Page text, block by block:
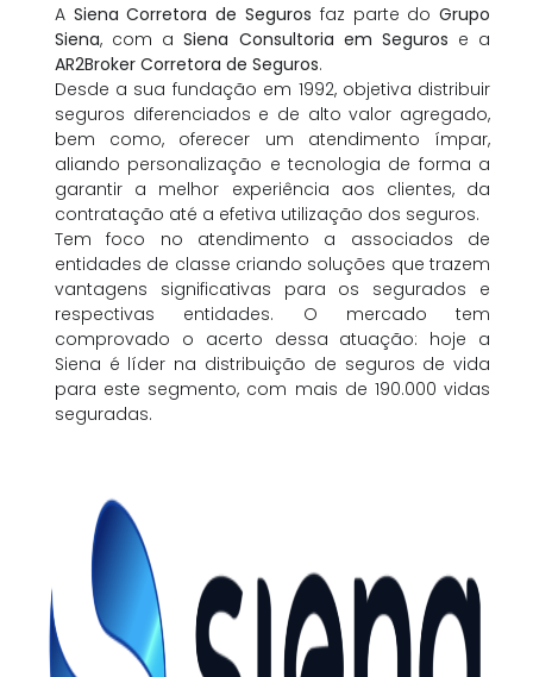
A Siena Corretora de Seguros faz parte doGrupo
Siena, com aSiena Consultoria em Seguros e a
AR2Broker Corretora de Seguros.
Desde a sua fundação em 1992, objetiva distribuir
seguros diferenciados e de alto valor agregado,
bem como, oferecer um atendimento ímpar,
aliando personalização e tecnologia de forma a
garantir a melhor experiência aos clientes, da
contratação até a efetiva utilização dos seguros.
Tem foco no atendimento a associados de
entidades de classe criando soluções que trazem
vantagens significativas para os segurados e
respectivas entidades. O mercado tem
comprovado o acerto dessa atuação: hoje a
Siena é líder na distribuição de seguros de vida
para este segmento, com mais de 190.000 vidas
seguradas.